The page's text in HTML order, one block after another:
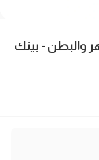
والبطن - بينك